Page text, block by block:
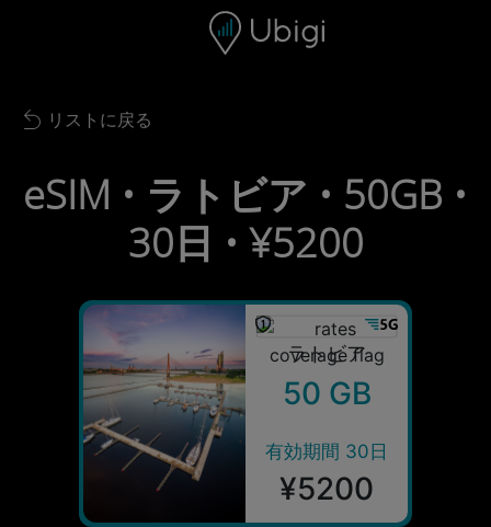
ナビゲーションバー フッター
Back to list
リストに戻る
eSIM • ラトビア • 50GB •
30日 • ¥5200
ラトビア
50 GB
有効期間 30日
¥5200